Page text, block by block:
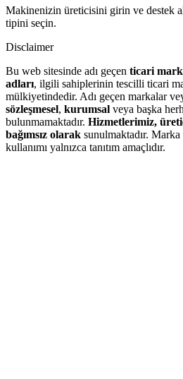
Makinenizin üreticisini girin ve destek
tipini seçin.
Disclaimer
Bu web sitesinde adı geçen ticari
adları, ilgili sahiplerinin tescilli ticari
mülkiyetindedir. Adı geçen markalar
sözleşmesel, kurumsal veya başka
bulunmamaktadır. Hizmetlerimiz,
bağımsız olarak sunulmaktadır. Marka
kullanımı yalnızca tanıtım amaçlıdır.